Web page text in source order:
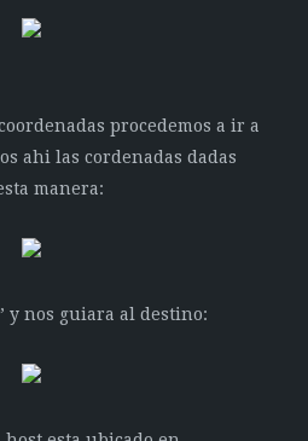
procedemos a ir a
ahi las cordenadas dadas
manera:
y nos guiara al destino: